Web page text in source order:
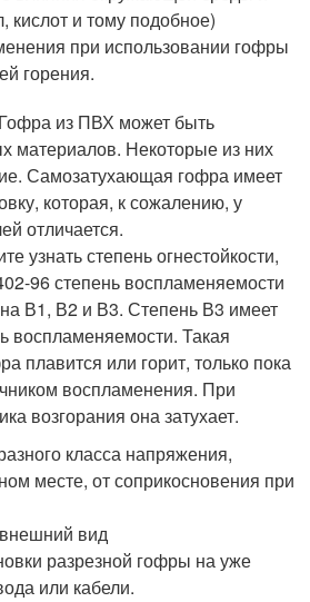
кислот и тому подобное)
при использовании гофры
горения.
из ПВХ может быть
материалов. Некоторые из них
Самозатухающая гофра имеет
которая, к сожалению, у
отличается.
узнать степень огнестойкости,
96 степень воспламеняемости
В1, В2 и В3. Степень В3 имеет
воспламеняемости. Такая
плавится или горит, только пока
воспламенения. При
возгорания она затухает.
класса напряжения,
месте, от соприкосновения при
вид
разрезной гофры на уже
или кабели.